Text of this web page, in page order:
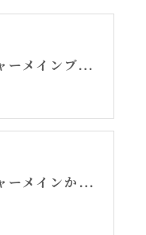
セントジャーメインブレッシングカードGSVFグリッド
セントジャーメインからのメッセージ・水瓶座新月アリーシャ